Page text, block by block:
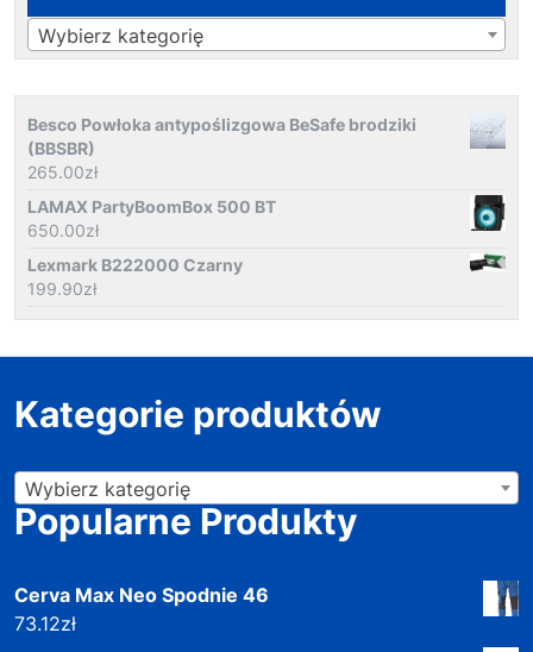
Wybierz kategorię
Besco Powłoka antypoślizgowa BeSafe brodziki
(BBSBR)
265.00zł
LAMAX PartyBoomBox 500 BT
650.00zł
Lexmark B222000 Czarny
199.90zł
Kategorie produktów
Wybierz kategorię
Popularne Produkty
Cerva Max Neo Spodnie 46
73.12zł